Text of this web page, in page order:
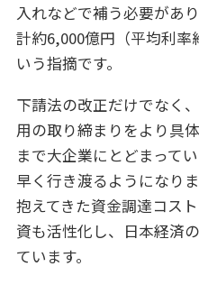
入れなどで補う必要があ
計約6,000億円（平均利率
いう指摘です。
下請法の改正だけでなく
用の取り締まりをより具
まで大企業にとどまって
早く行き渡るようになり
抱えてきた資金調達コス
資も活性化し、日本経済
ています。